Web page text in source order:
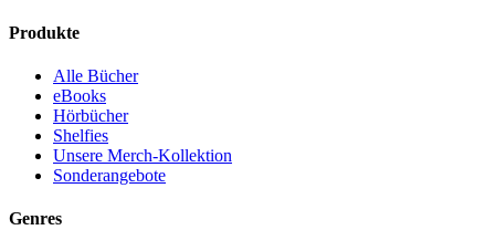
Produkte
Alle Bücher
eBooks
Hörbücher
Shelfies
Unsere Merch-Kollektion
Sonderangebote
Genres